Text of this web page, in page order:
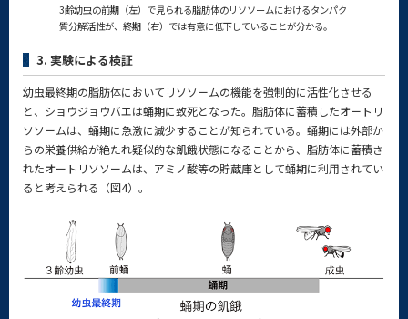
3齢幼虫の前期（左）で見られる脂肪体のリソソームにおけるタンパク
質分解活性が、終期（右）では有意に低下していることが分かる。
3. 実験による検証
幼虫最終期の脂肪体においてリソソームの機能を強制的に活性化させる
と、ショウジョウバエは蛹期に致死となった。脂肪体に蓄積したオートリ
ソソームは、蛹期に急激に減少することが知られている。蛹期には外部か
らの栄養供給が絶たれ疑似的な飢餓状態になることから、脂肪体に蓄積さ
れたオートリソソームは、アミノ酸等の貯蔵庫として蛹期に利用されてい
ると考えられる（図4）。